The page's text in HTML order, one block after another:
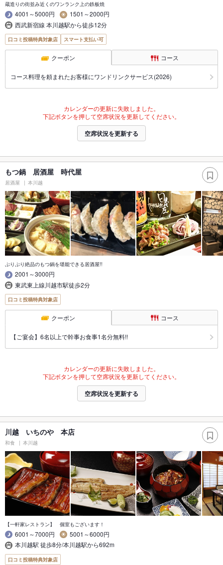
蔵造りの街並み近くのワンランク上の鉄板焼
4001～5000円
1501～2000円
西武新宿線 本川越駅から徒歩12分
口コミ投稿特典対象店 スマート支払い可
クーポン コース
コース料理を頼まれたお客様にワンドリンクサービス(2026)
カレンダーの更新に失敗しました。
下記ボタンを押して空席状況を更新してください。
空席状況を更新する
もつ鍋 居酒屋 時代屋
居酒屋 本川越
ぷりぷり絶品のもつ鍋を堪能できる居酒屋!!
2001～3000円
東武東上線川越市駅徒歩2分
口コミ投稿特典対象店
クーポン コース
【ご宴会】6名以上で幹事お食事1名分無料!!
カレンダーの更新に失敗しました。
下記ボタンを押して空席状況を更新してください。
空席状況を更新する
川越 いちのや 本店
和食 本川越
【一軒家レストラン】 個室もございます！
6001～7000円
5001～6000円
本川越駅 徒歩8分/本川越駅から692m
口コミ投稿特典対象店